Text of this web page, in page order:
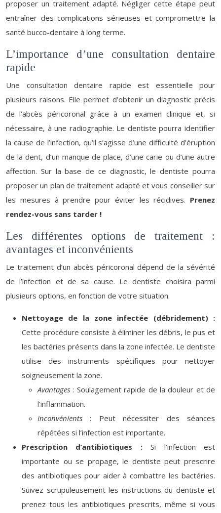
proposer un traitement adapté. Négliger cette étape peut
entraîner des complications sérieuses et compromettre la
santé bucco-dentaire à long terme.
L’importance d’une consultation dentaire
rapide
Une consultation dentaire rapide est essentielle pour
plusieurs raisons. Elle permet d’obtenir un diagnostic précis
de l’abcès péricoronal grâce à un examen clinique et, si
nécessaire, à une radiographie. Le dentiste pourra identifier
la cause de l’infection, qu’il s’agisse d’une difficulté d’éruption
de la dent, d’un manque de place, d’une carie ou d’une autre
affection. Sur la base de ce diagnostic, le dentiste pourra
proposer un plan de traitement adapté et vous conseiller sur
les mesures à prendre pour éviter les récidives. Prenez
rendez-vous sans tarder !
Les différentes options de traitement :
avantages et inconvénients
Le traitement d’un abcès péricoronal dépend de la sévérité
de l’infection et de sa cause. Le dentiste choisira parmi
plusieurs options, en fonction de votre situation.
Nettoyage de la zone infectée (débridement) :
Cette procédure consiste à éliminer les débris, le pus et
les bactéries présents dans la zone infectée. Le dentiste
utilise des instruments spécifiques pour nettoyer
soigneusement la zone.
Avantages: Soulagement rapide de la douleur et de
l’inflammation.
Inconvénients: Peut nécessiter des séances
répétées si l’infection est importante.
Prescription d’antibiotiques :Si l’infection est
importante ou se propage, le dentiste peut prescrire
des antibiotiques pour aider à combattre les bactéries.
Suivez scrupuleusement les instructions du dentiste et
prenez tous les antibiotiques prescrits, même si vous